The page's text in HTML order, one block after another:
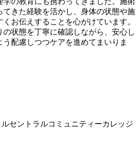
てきた経験を活かし、身体の状態や施
お伝えすることを心がけています。
の状態を丁寧に確認しながら、安心し
配慮しつつケアを進めてまいりま
セントラルコミュニティーカレッジ